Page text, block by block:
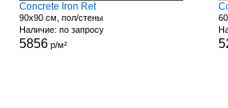
Concrete Iron Ret
90x90 см, пол/стены
Наличие: по запросу
5856р/м²